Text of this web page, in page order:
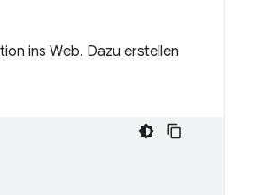
ins Web. Dazu erstellen